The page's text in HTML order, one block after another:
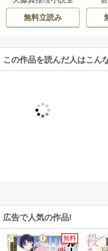
集
無料立読み
この作品を読んだ人はこん
広告で人気の作品!
無料